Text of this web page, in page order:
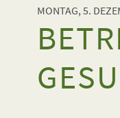
MONTAG, 5.